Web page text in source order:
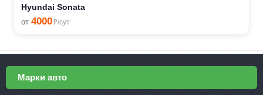
Hyundai Sonata
от 4000₽/сут
Марки авто